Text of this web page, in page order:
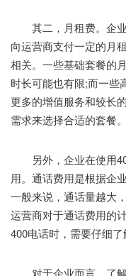
其二，月租费。企业
向运营商支付一定的月
相关。一些基础套餐的
时长可能也有限;而一些
更多的增值服务和较长
需求来选择合适的套餐。
另外，企业在使用
用。通话费用是根据企
一般来说，通话量越大
运营商对于通话费用的
400电话时，需要仔细了
对于企业而言，了解